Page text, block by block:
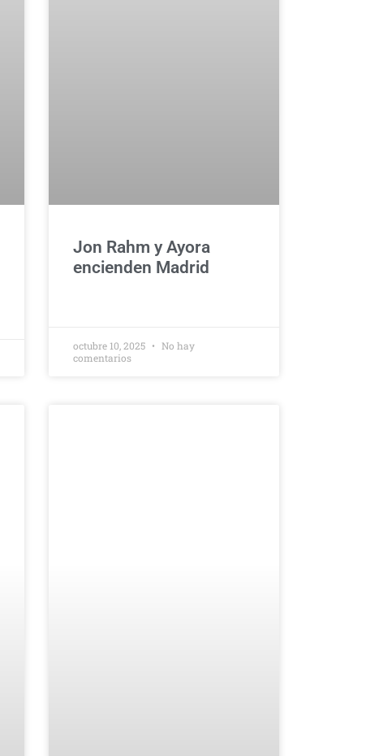
Jon Rahm y Ayora
encienden Madrid
octubre 10, 2025
No hay
comentarios